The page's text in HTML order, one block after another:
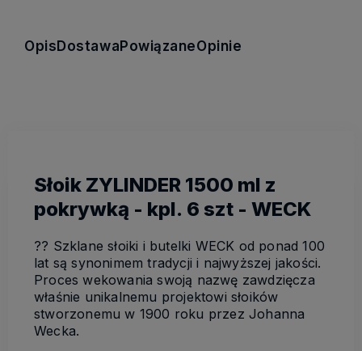
Opis Dostawa PowiązaneOpinie
Słoik ZYLINDER 1500 ml z
pokrywką - kpl. 6 szt - WECK
?? Szklane słoiki i butelki WECK od ponad 100
lat są synonimem tradycji i najwyższej jakości.
Proces wekowania swoją nazwę zawdzięcza
właśnie unikalnemu projektowi słoików
stworzonemu w 1900 roku przez Johanna
Wecka.